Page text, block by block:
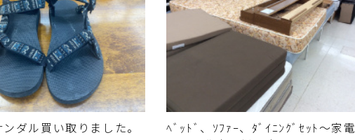
ダル買い取りました。
ﾍﾞｯﾄﾞ、ｿﾌｧｰ、ﾀﾞｲﾆﾝｸﾞｾｯﾄ～家電